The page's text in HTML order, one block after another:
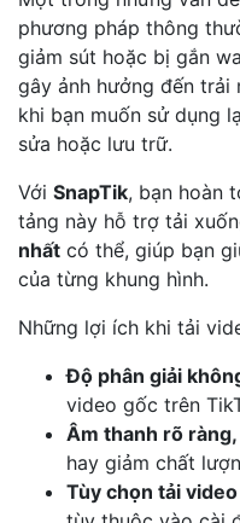
phương pháp thông
giảm sút hoặc bị gắn
gây ảnh hưởng đến trải
khi bạn muốn sử dụng
sửa hoặc lưu trữ.
Với SnapTik, bạn hoàn
tảng này hỗ trợ tải
nhất có thể, giúp bạn
của từng khung hình.
Những lợi ích khi tải
Độ phân giải
video gốc trên
Âm thanh rõ
hay giảm chất
Tùy chọn tải